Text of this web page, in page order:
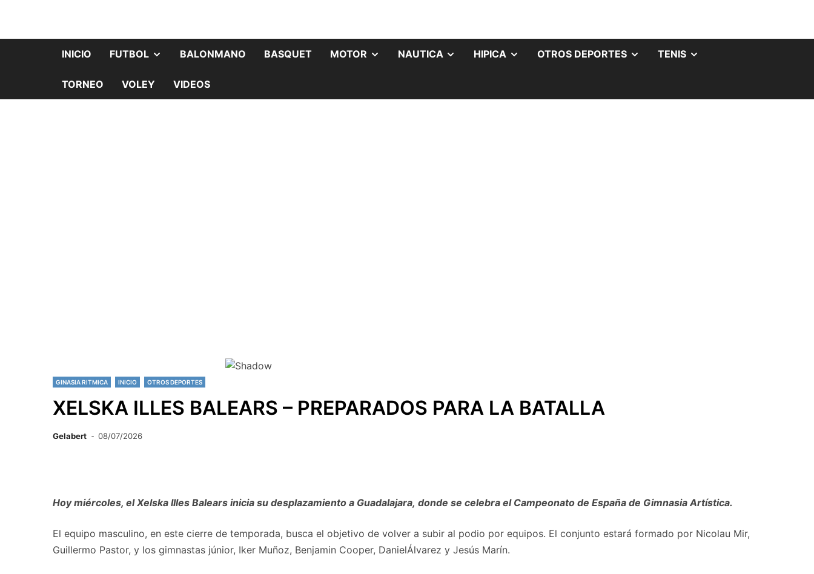
INICIO FUTBOL BALONMANO BASQUET MOTOR NAUTICA HIPICA OTROS DEPORTES TENIS
TORNEO VOLEY VIDEOS
GINASIA RITMICA INICIO OTROS DEPORTES
XELSKA ILLES BALEARS – PREPARADOS PARA LA BATALLA
Gelabert 08/07/2026
Hoy miércoles, el Xelska Illes Balears inicia su desplazamiento a Guadalajara, donde se celebra el Campeonato de España de Gimnasia Artística.
El equipo masculino, en este cierre de temporada, busca el objetivo de volver a subir al podio por equipos. El conjunto estará formado por Nicolau Mir,
Guillermo Pastor, y los gimnastas júnior, Iker Muñoz, Benjamin Cooper, DanielÁlvarez y Jesús Marín.